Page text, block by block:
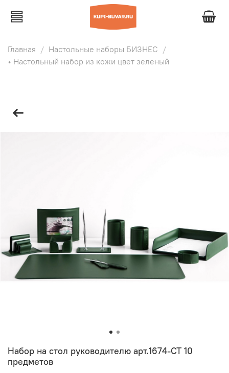
Главная
Настольные наборы БИЗНЕС
• Настольный набор из кожи цвет зеленый
Набор на стол руководителю арт.1674-CT 10
предметов